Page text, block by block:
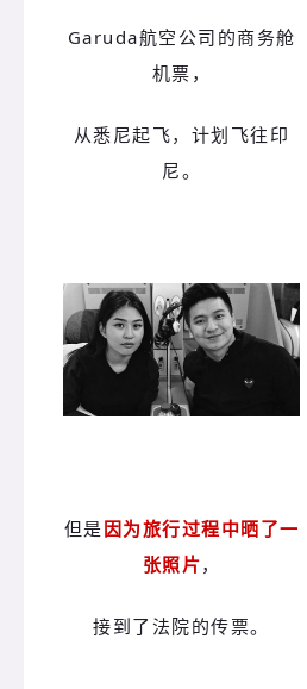
Garuda航空公司 的商务舱
机票，
从悉尼起飞，计划飞往印
尼。
但是因为旅行过程中晒了一
张照片，
接到了法院的传票。